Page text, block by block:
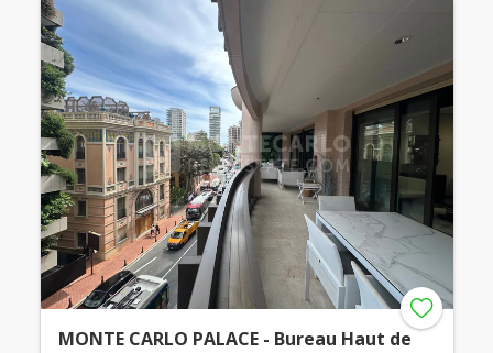
MONTE CARLO PALACE - Bureau Haut de